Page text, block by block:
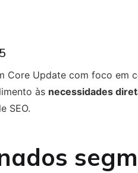
Core Update com foco em
às necessidades
SEO.